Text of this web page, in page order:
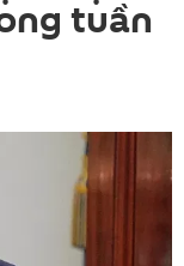
tuần